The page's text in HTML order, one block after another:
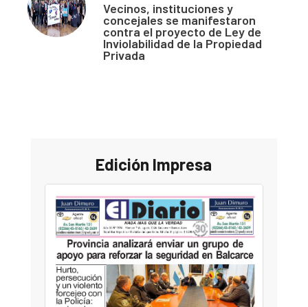
Vecinos, instituciones y
concejales se manifestaron
contra el proyecto de Ley de
Inviolabilidad de la Propiedad
Privada
Edición Impresa